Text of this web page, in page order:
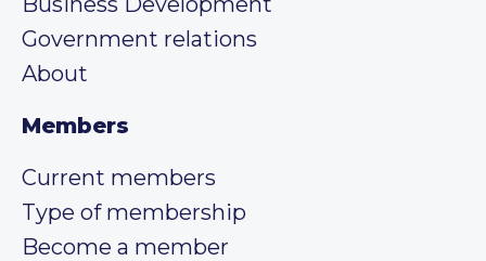
Government relations
About
Members
Current members
Type of membership
Become a member